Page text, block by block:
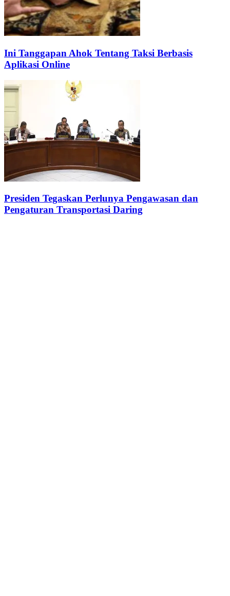
Ini Tanggapan Ahok Tentang Taksi Berbasis
Aplikasi Online
Presiden Tegaskan Perlunya Pengawasan dan
Pengaturan Transportasi Daring